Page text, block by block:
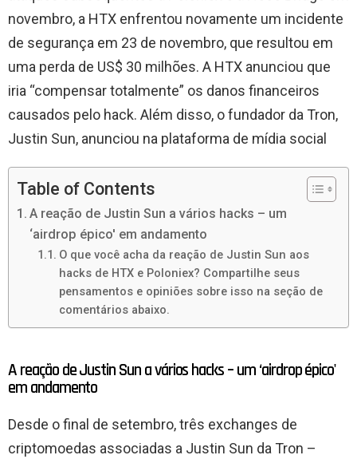
novembro, a HTX enfrentou novamente um incidente
de segurança em 23 de novembro, que resultou em
uma perda de US$ 30 milhões. A HTX anunciou que
iria “compensar totalmente” os danos financeiros
causados ​​pelo hack. Além disso, o fundador da Tron,
Justin Sun, anunciou na plataforma de mídia social
Table of Contents
A reação de Justin Sun a vários hacks – um
‘airdrop épico' em andamento
O que você acha da reação de Justin Sun aos
hacks de HTX e Poloniex? Compartilhe seus
pensamentos e opiniões sobre isso na seção de
comentários abaixo.
A reação de Justin Sun a vários hacks – um ‘airdrop épico'
em andamento
Desde o final de setembro, três exchanges de
criptomoedas associadas a Justin Sun da Tron –